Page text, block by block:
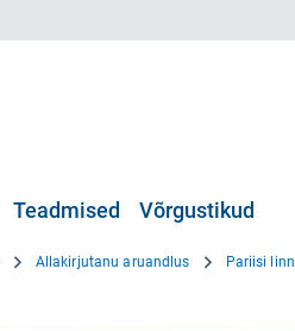
Teadmised Võrgustikud
Allakirjutanu aruandlus Pariisi linn